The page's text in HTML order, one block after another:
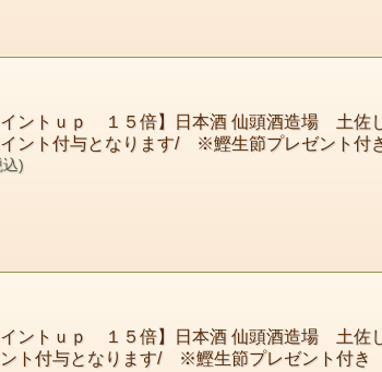
イントｕｐ １５倍】日本酒 仙頭酒造場
ント付与となります/ ※鰹生節プレゼント付
込)
イントｕｐ １５倍】日本酒 仙頭酒造場
ト付与となります/ ※鰹生節プレゼント付き